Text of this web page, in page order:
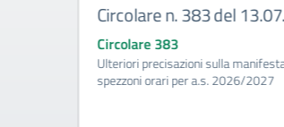
Circolare n. 383 del
Circolare 383
Ulteriori precisazioni sulla
spezzoni orari per a.s. 2026/2027